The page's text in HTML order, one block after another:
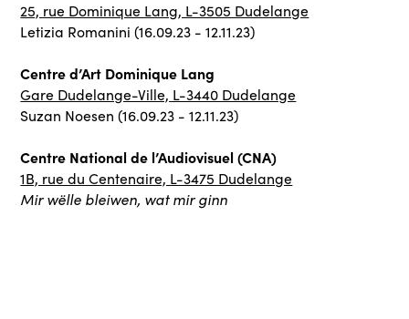
25, rue Dominique Lang, L-3505 Dudelange
Letizia Romanini (16.09.23 - 12.11.23)
Centre d’Art Dominique Lang
Gare Dudelange-Ville, L-3440 Dudelange
Suzan Noesen (16.09.23 - 12.11.23)
Centre National de l’Audiovisuel (CNA)
1B, rue du Centenaire, L-3475 Dudelange
Mir wëlle bleiwen, wat mir ginn